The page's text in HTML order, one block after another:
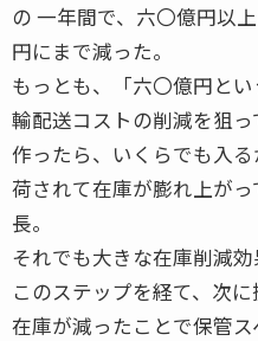
の 一年間で、六〇億円以
円にまで減った。
もっとも、「六〇億円とい
輸配送コストの削減を狙
作ったら、いくらでも入
荷されて在庫が膨れ上が
長。
それでも大きな在庫削減効
このステップを経て、次に
在庫が減ったことで保管ス